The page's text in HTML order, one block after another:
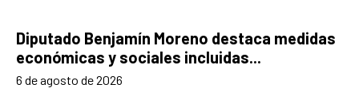
Diputado Benjamín Moreno destaca medidas
económicas y sociales incluidas...
6 de agosto de 2026